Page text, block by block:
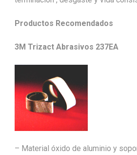
Productos Recomendados
3M Trizact Abrasivos 237EA
– Material óxido de aluminio y